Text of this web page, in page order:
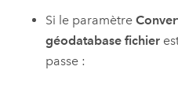
Si le paramètre
géodatabase fichier
passe :